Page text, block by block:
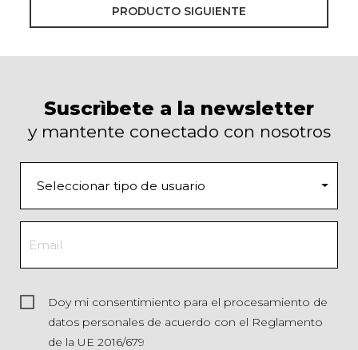
PRODUCTO SIGUIENTE
Suscrìbete a la newsletter
y mantente conectado con nosotros
Doy mi consentimiento para el procesamiento de
datos personales de acuerdo con el Reglamento
de la UE 2016/679